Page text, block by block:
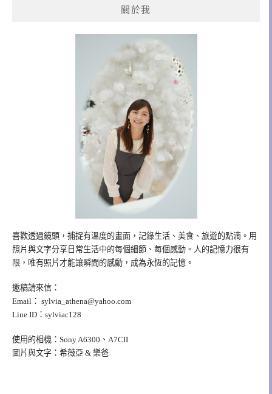
關於我
喜歡透過鏡頭，捕捉有溫度的畫面，記錄生活、美食、旅遊的點滴。用
照片與文字分享日常生活中的每個細節、每個感動。人的記憶力很有
限，唯有照片才能讓瞬間的感動，成為永恆的記憶。
邀稿請來信：
Email： sylvia_athena@yahoo.com
Line ID：sylviac128
使用的相機：Sony A6300、A7CII
圖片與文字：希薇亞 & 樂爸